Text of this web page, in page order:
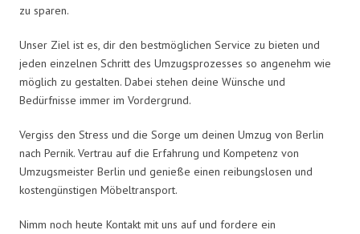
zu sparen.
Unser Ziel ist es, dir den bestmöglichen Service zu bieten und
jeden einzelnen Schritt des Umzugsprozesses so angenehm wie
möglich zu gestalten. Dabei stehen deine Wünsche und
Bedürfnisse immer im Vordergrund.
Vergiss den Stress und die Sorge um deinen Umzug von Berlin
nach Pernik. Vertrau auf die Erfahrung und Kompetenz von
Umzugsmeister Berlin und genieße einen reibungslosen und
kostengünstigen Möbeltransport.
Nimm noch heute Kontakt mit uns auf und fordere ein